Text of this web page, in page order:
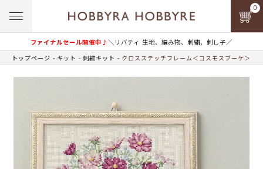
ファイナルセール開催中♪＼リバティ 生地、編み物、刺繍、刺し子／
0
トップページ キット 刺繍キット クロスステッチフレーム＜コスモスブーケ＞